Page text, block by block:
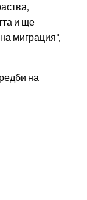
и ще
миграция“,
на